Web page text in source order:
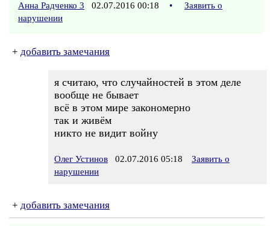
Анна Радченко 3 02.07.2016 00:18 •
Заявить о
нарушении
+ добавить замечания
я считаю, что случайностей в этом деле
вообще не бывает
всё в этом мире закономерно
так и живём
никто не видит войну
Олег Устинов 02.07.2016 05:18
Заявить о
нарушении
+ добавить замечания